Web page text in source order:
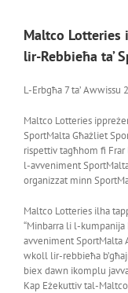
Maltco Lotteries
lir-Rebbieħa ta’
L-Erbgħa 7 ta’ Awwissu
Maltco Lotteries
SportMalta Għażliet
rispettiv tagħhom fi
l-avveniment
organizzat minn
Maltco Lotteries ilha
“Minbarra li l-
avveniment SportMalta
wkoll lir-rebbieħa
biex dawn ikomplu
Kap Eżekuttiv tal-